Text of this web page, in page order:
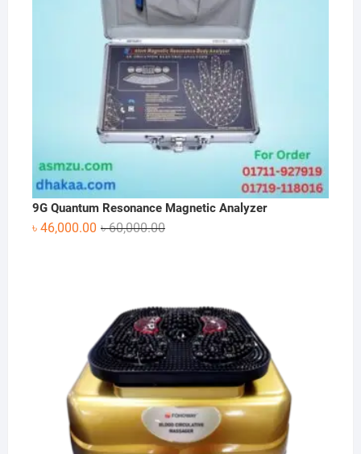
9G Quantum Resonance Magnetic Analyzer
৳60,000.00Original
৳ 46,000.00
Current